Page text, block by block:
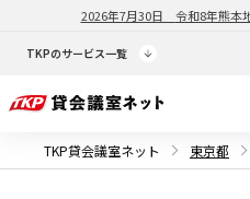
2026年7月30日 令和8年熊本
TKPのサービス一覧
TKP貸会議室ネット
東京都